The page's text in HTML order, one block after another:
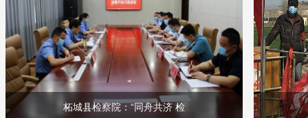
柘城县检察院：“同舟共济 检